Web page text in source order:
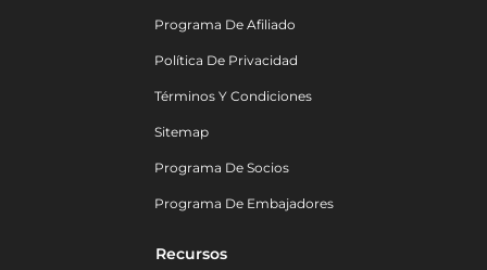
Programa De Afiliado
Política De Privacidad
Términos Y Condiciones
Sitemap
Programa De Socios
Programa De Embajadores
Recursos